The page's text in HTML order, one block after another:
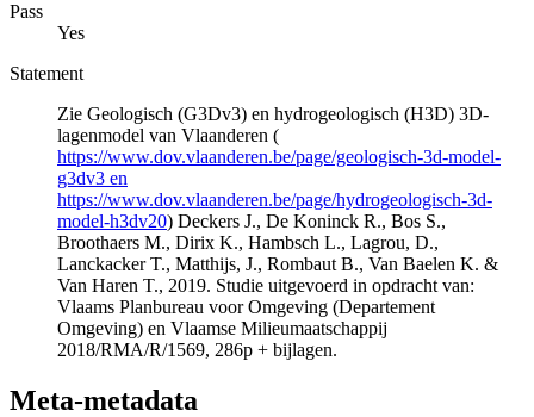
Pass
Yes
Statement
Zie Geologisch (G3Dv3) en hydrogeologisch (H3D) 3D-
lagenmodel van Vlaanderen (
https://www.dov.vlaanderen.be/page/geologisch-3d-model-
g3dv3 en
https://www.dov.vlaanderen.be/page/hydrogeologisch-3d-
model-h3dv20) Deckers J., De Koninck R., Bos S.,
Broothaers M., Dirix K., Hambsch L., Lagrou, D.,
Lanckacker T., Matthijs, J., Rombaut B., Van Baelen K. &
Van Haren T., 2019. Studie uitgevoerd in opdracht van:
Vlaams Planbureau voor Omgeving (Departement
Omgeving) en Vlaamse Milieumaatschappij
2018/RMA/R/1569, 286p + bijlagen.
Meta-metadata